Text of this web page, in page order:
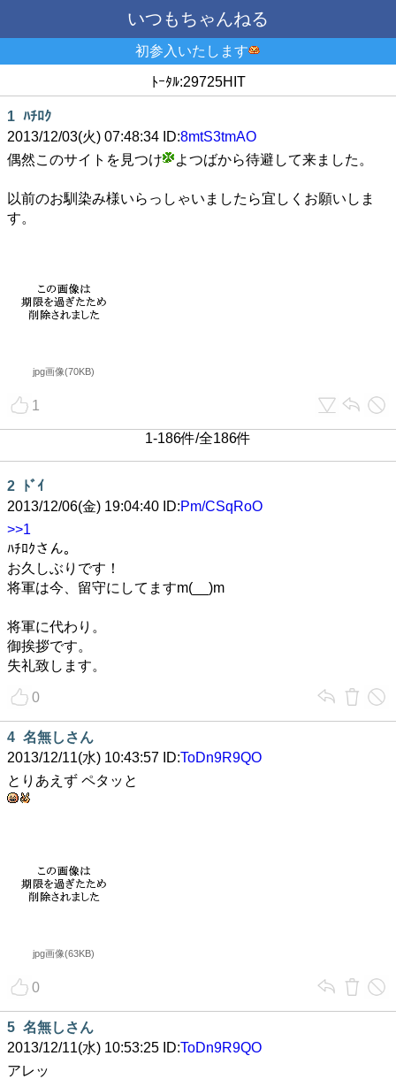
いつもちゃんねる
初参入いたします
ﾄｰﾀﾙ:29725HIT
1 ﾊﾁﾛｸ
2013/12/03(火) 07:48:34 ID:8mtS3tmAO
偶然このサイトを見つけ
よつばから待避して来ました。
以前のお馴染み様いらっしゃいましたら宜しくお願いしま
す。
jpg画像(70KB)
1
1-186件/全186件
2
ﾄﾞｲ
2013/12/06(金) 19:04:40 ID:Pm/CSqRoO
>>1
ﾊﾁﾛｸさん。
お久しぶりです！
将軍は今、留守にしてますm(__)m
将軍に代わり。
御挨拶です。
失礼致します。
0
4 名無しさん
2013/12/11(水) 10:43:57 ID:ToDn9R9QO
とりあえず ペタッと
jpg画像(63KB)
0
5 名無しさん
2013/12/11(水) 10:53:25 ID:ToDn9R9QO
アレッ